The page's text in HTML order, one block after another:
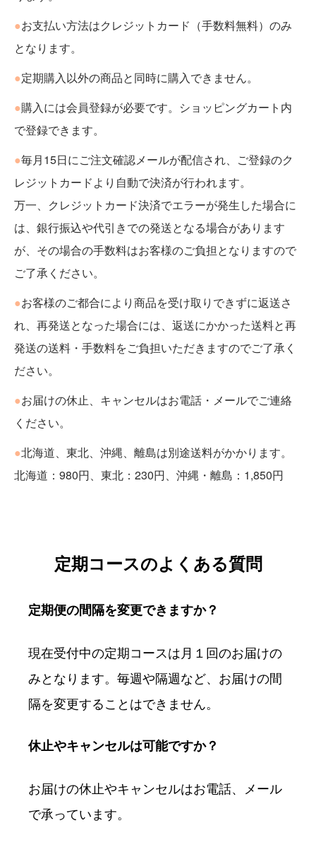
●お支払い方法はクレジットカード（手数料無料）のみ
となります。
●定期購入以外の商品と同時に購入できません。
●購入には会員登録が必要です。ショッピングカート内
で登録できます。
●毎月15日にご注文確認メールが配信され、ご登録のク
レジットカードより自動で決済が行われます。
万一、クレジットカード決済でエラーが発生した場合に
は、銀行振込や代引きでの発送となる場合があります
が、その場合の手数料はお客様のご負担となりますので
ご了承ください。
●お客様のご都合により商品を受け取りできずに返送さ
れ、再発送となった場合には、返送にかかった送料と再
発送の送料・手数料をご負担いただきますのでご了承く
ださい。
●お届けの休止、キャンセルはお電話・メールでご連絡
ください。
●北海道、東北、沖縄、離島は別途送料がかかります。
北海道：980円、東北：230円、沖縄・離島：1,850円
定期コースのよくある質問
定期便の間隔を変更できますか？
現在受付中の定期コースは月１回のお届けの
みとなります。毎週や隔週など、お届けの間
隔を変更することはできません。
休止やキャンセルは可能ですか？
お届けの休止やキャンセルはお電話、メール
で承っています。